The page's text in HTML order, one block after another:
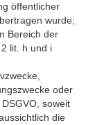
öffentlicher
wurde;
Bereich der
lit. h und i
oder
soweit
die